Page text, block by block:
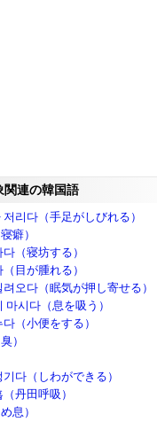
関連の韓国語
리다（手足がしびれる）
癖）
（寝坊する）
目が腫れる）
려오다（眠気が押し寄せる）
마시다（息を吸う）
（小便をする）
）
다（しわができる）
丹田呼吸）
息）